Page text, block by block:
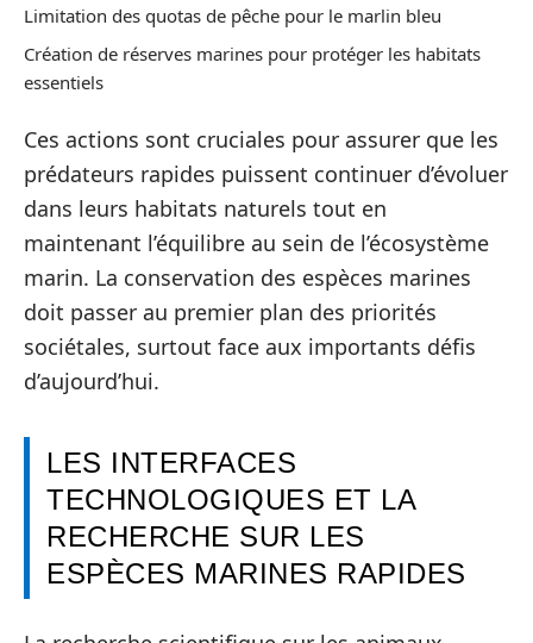
Limitation des quotas de pêche pour le marlin bleu
Création de réserves marines pour protéger les habitats
essentiels
Ces actions sont cruciales pour assurer que les
prédateurs rapides puissent continuer d’évoluer
dans leurs habitats naturels tout en
maintenant l’équilibre au sein de l’écosystème
marin. La conservation des espèces marines
doit passer au premier plan des priorités
sociétales, surtout face aux importants défis
d’aujourd’hui.
LES INTERFACES
TECHNOLOGIQUES ET LA
RECHERCHE SUR LES
ESPÈCES MARINES RAPIDES